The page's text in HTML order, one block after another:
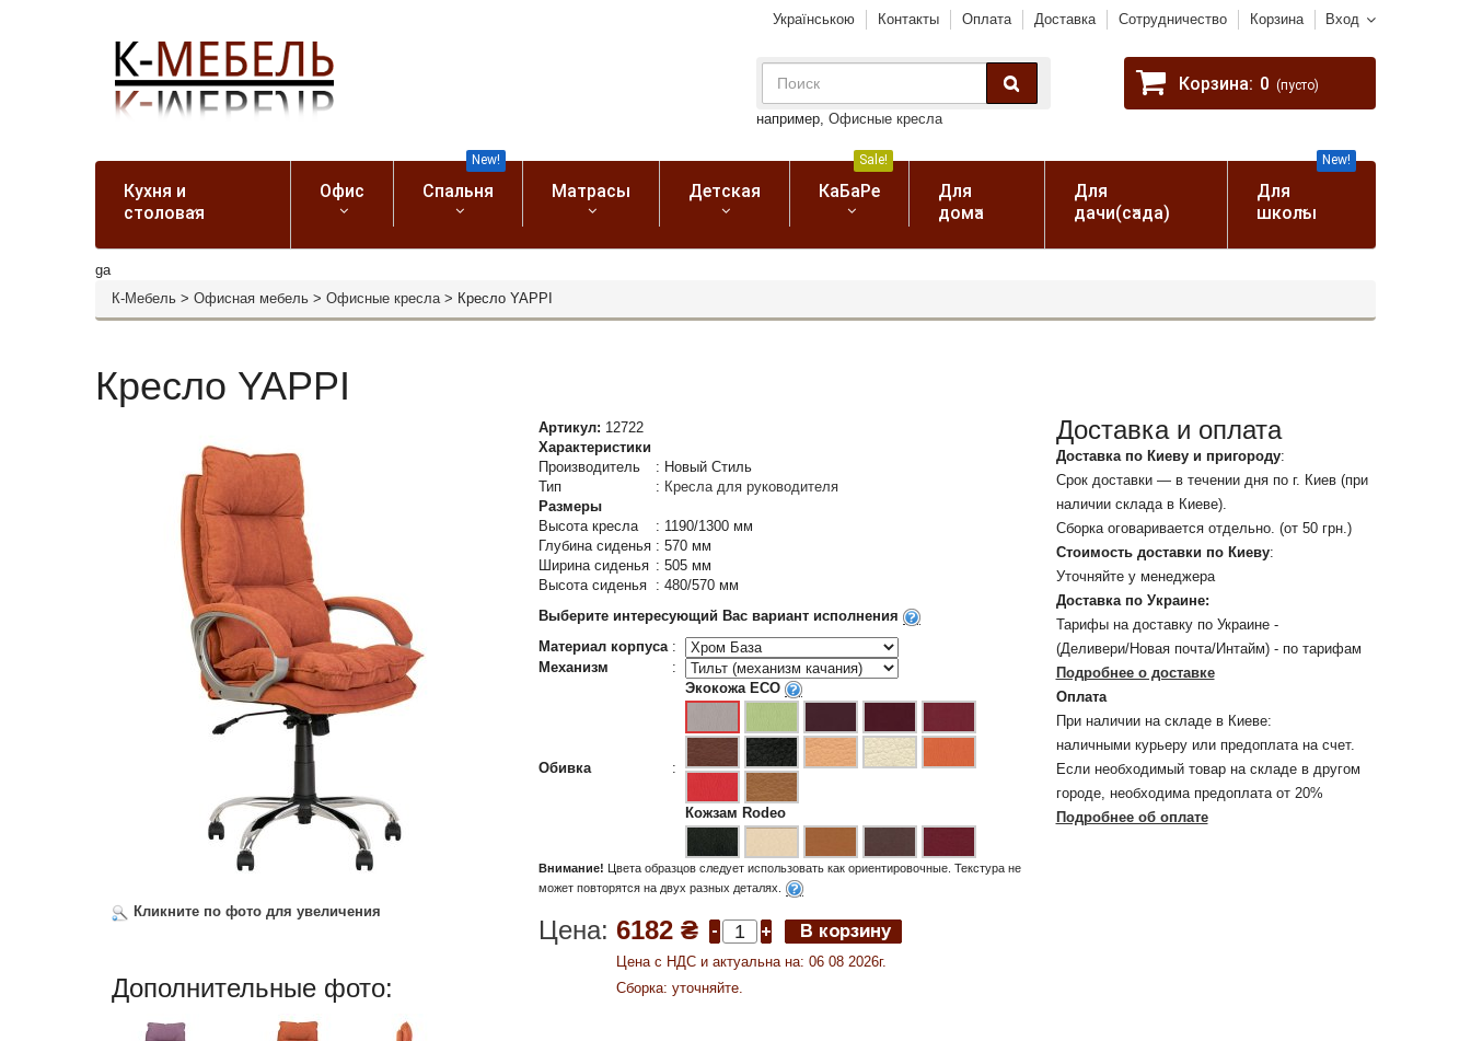
Вход
Українською Контакты Оплата Доставка Сотрудничество Корзина
например, Офисные кресла
Корзина: 0 (пусто)
Кухня и
столовая
Офис Спальня
New!
Матрасы Детская КаБаРе
Sale!
Для
дома
Для
дачи(сада)
Для
школы
New!
ga
К-Мебель > Офисная мебель > Офисные кресла> Кресло YAPPI
Кресло YAPPI
Кликните по фото для увеличения
Дополнительные фото:
Артикул: 12722
Характеристики
Производитель
: Новый Стиль
Тип
: Кресла для руководителя
Размеры
Высота кресла
: 1190/1300 мм
Глубина сиденья : 570 мм
Ширина сиденья : 505 мм
Высота сиденья : 480/570 мм
Выберите интересующий Вас вариант исполнения
Материал корпуса:
Механизм
:
Обивка :
Экокожа ECO
Кожзам Rodeo
Внимание! Цвета образцов следует использовать как ориентировочные. Текстура не
может повторятся на двух разных деталях.
Цена: 6182 ₴
Цена c НДС и актуальна на: 06 08 2026г.
Сборка: уточняйте.
Доставка и оплата
Доставка по Киеву и пригороду:
Срок доставки — в течении дня по г. Киев (при
наличии склада в Киеве).
Сборка оговаривается отдельно. (от 50 грн.)
Стоимость доставки по Киеву:
Уточняйте у менеджера
Доставка по Украине:
Тарифы на доставку по Украине -
(Деливери/Новая почта/Интайм) - по тарифам
Подробнее о доставке
Оплата
При наличии на складе в Киеве:
наличными курьеру или предоплата на счет.
Если необходимый товар на складе в другом
городе, необходима предоплата от 20%
Подробнее об оплате